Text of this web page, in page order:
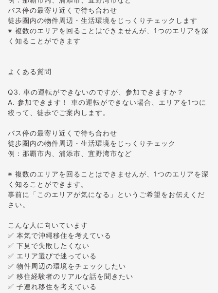
バス停の最寄り近くで待ち合わせ
徒歩圏内の物件周辺・生活環境をじっくりチェックします
※ 複数のエリアを回ることはできませんが、1つのエリアを深
く知ることができます
よくある質問
Q3. 車の運転ができないのですが、参加できますか？
A. 参加できます！ 車の運転ができない場合、エリアを1つに
絞って、徒歩でご案内します。
バス停の最寄り近くで待ち合わせ
徒歩圏内の物件周辺・生活環境をじっくりチェック
例：那覇市内、浦添市、宜野湾市など
※ 複数のエリアを回ることはできませんが、1つのエリアを深
く知ることができます。
事前に「このエリアが気になる」というご希望をお伝えくだ
さい。
こんな人に向いています
✅ 本気で沖縄移住を考えている
✅ 下見で失敗したくない
✅ エリア選びで迷っている
✅ 物件周辺の環境をチェックしたい
✅ 移住経験者のリアルな話を聞きたい
✅ 子連れ移住を考えている